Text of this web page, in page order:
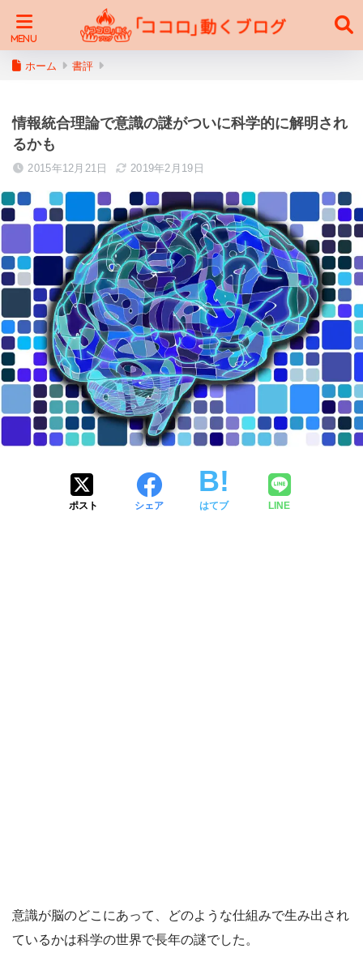
ホーム 書評
情報統合理論で意識の謎がついに科学的に解明され
るかも
2015年12月21日 2019年2月19日
ポスト シェア はてブ LINE
意識が脳のどこにあって、どのような仕組みで生み出され
ているかは科学の世界で長年の謎でした。